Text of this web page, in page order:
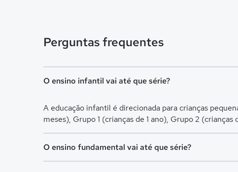
Perguntas frequentes
O ensino infantil vai até que série?
A educação infantil é direcionada para crianças
meses), Grupo 1 (crianças de 1 ano), Grupo 2
O ensino fundamental vai até que série?